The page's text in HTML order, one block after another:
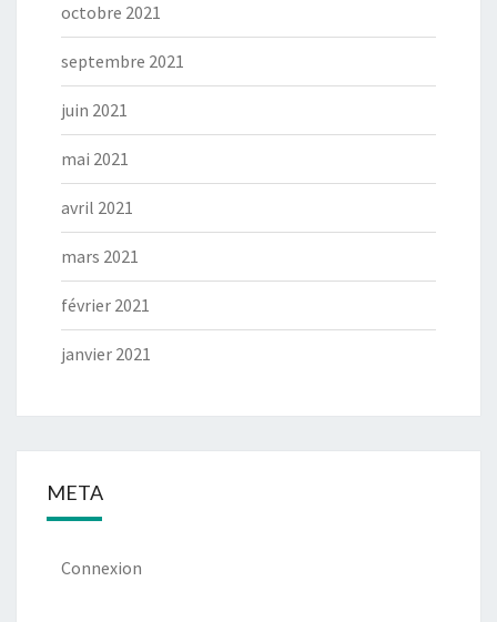
octobre 2021
septembre 2021
juin 2021
mai 2021
avril 2021
mars 2021
février 2021
janvier 2021
META
Connexion